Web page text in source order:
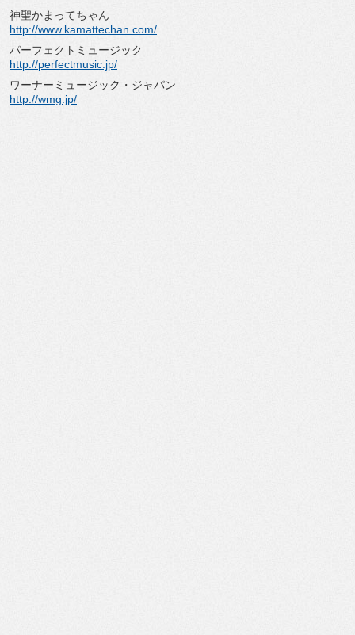
神聖かまってちゃん
http://www.kamattechan.com/
パーフェクトミュージック
http://perfectmusic.jp/
ワーナーミュージック・ジャパン
http://wmg.jp/